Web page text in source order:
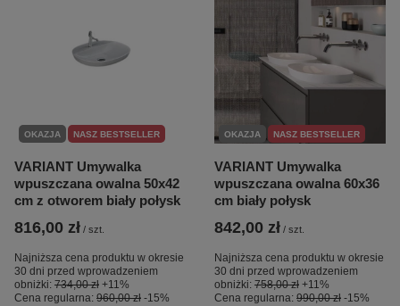
OKAZJA NASZ BESTSELLER
VARIANT Umywalka
wpuszczana owalna 50x42
cm z otworem biały połysk
816,00 zł / szt.
Najniższa cena produktu w okresie
30 dni przed wprowadzeniem
obniżki: 734,00 zł +11%
Cena regularna: 960,00 zł -15%
OKAZJA NASZ BESTSELLER
VARIANT Umywalka
wpuszczana owalna 60x36
cm biały połysk
842,00 zł / szt.
Najniższa cena produktu w okresie
30 dni przed wprowadzeniem
obniżki: 758,00 zł +11%
Cena regularna: 990,00 zł -15%